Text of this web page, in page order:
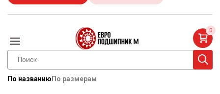
По названию По размерам
0